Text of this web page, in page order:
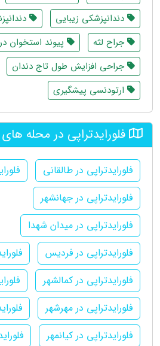
دندانپزشکی زیبایی
جراح لثه
پیوند استخوان
جراحی افزایش طول تاج دندان
ارتودنسی پیشگیری
فلورایدتراپی در محله
فلورایدتراپی در طالقانی
فلورایدتراپی در جهانشهر
فلورایدتراپی در میدان شهدا
فلورایدتراپی در فردیس
فلورایدتراپی در کمالشهر
فلورایدتراپی در مهرشهر
فلورایدتراپی در کیانمهر